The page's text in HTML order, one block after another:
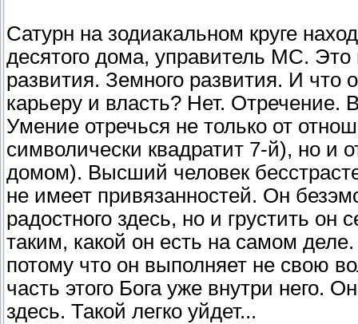
Сатурн на зодиакальном круге
десятого дома, управитель МС.
развития. Земного развития. И что
карьеру и власть? Нет. Отречение.
Умение отречься не только от
символически квадратит 7-й), но и
домом). Высший человек
не имеет привязанностей. Он
радостного здесь, но и грустить
таким, какой он есть на самом
потому что он выполняет не свою
часть этого Бога уже внутри него.
здесь. Такой легко уйдет...